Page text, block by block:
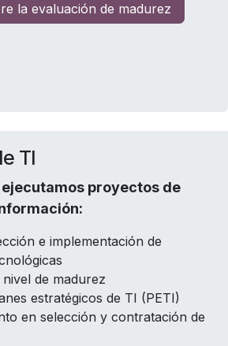
la evaluación de madurez
TI
proyectos de
e implementación de
de madurez
estratégicos de TI (PETI)
en selección y contratación de